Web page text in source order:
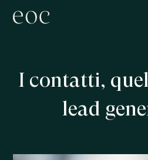
Skip
I contatti,
lead